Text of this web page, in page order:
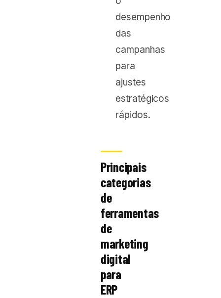
desempenho
das
campanhas
para
ajustes
estratégicos
rápidos.
Principais
categorias
de
ferramentas
de
marketing
digital
para
ERP